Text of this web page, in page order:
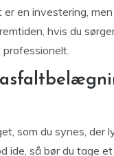
en investering,
hvis du
som du synes, der
ide, så bør du tage